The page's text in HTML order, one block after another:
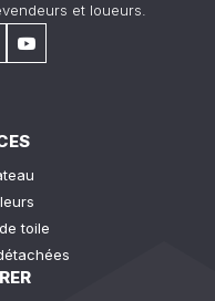
et loueurs.
toile